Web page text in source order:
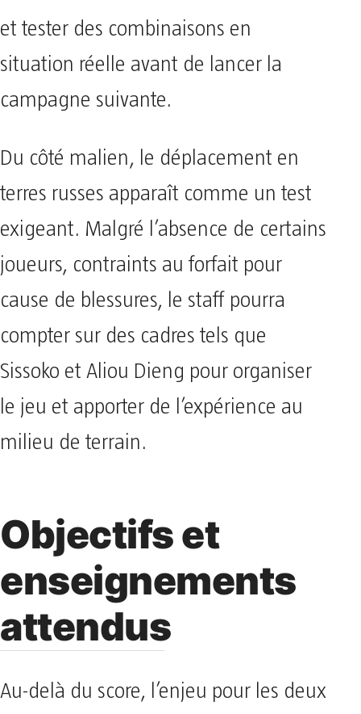
et tester des combinaisons en
situation réelle avant de lancer la
campagne suivante.
Du côté malien, le déplacement en
terres russes apparaît comme un test
exigeant. Malgré l’absence de certains
joueurs, contraints au forfait pour
cause de blessures, le staff pourra
compter sur des cadres tels que
Sissoko et Aliou Dieng pour organiser
le jeu et apporter de l’expérience au
milieu de terrain.
Objectifs et
enseignements
attendus
Au-delà du score, l’enjeu pour les deux